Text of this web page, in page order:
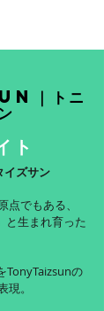
トニ
ト
ズサン
でもある、
と生まれ育った
TonyTaizsunの
。